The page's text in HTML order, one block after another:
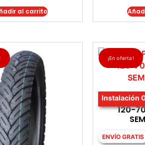
al carrito
¡En oferta!
Instalación
LLANTA
120-
ENVÍO GRATIS